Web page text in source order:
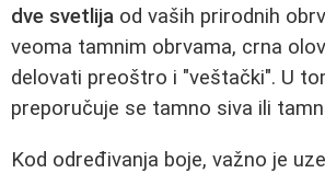
dve svetlija od vaših prirodnih
veoma tamnim obrvama, crna
delovati preoštro i "veštački". U
preporučuje se tamno siva ili
Kod određivanja boje, važno je